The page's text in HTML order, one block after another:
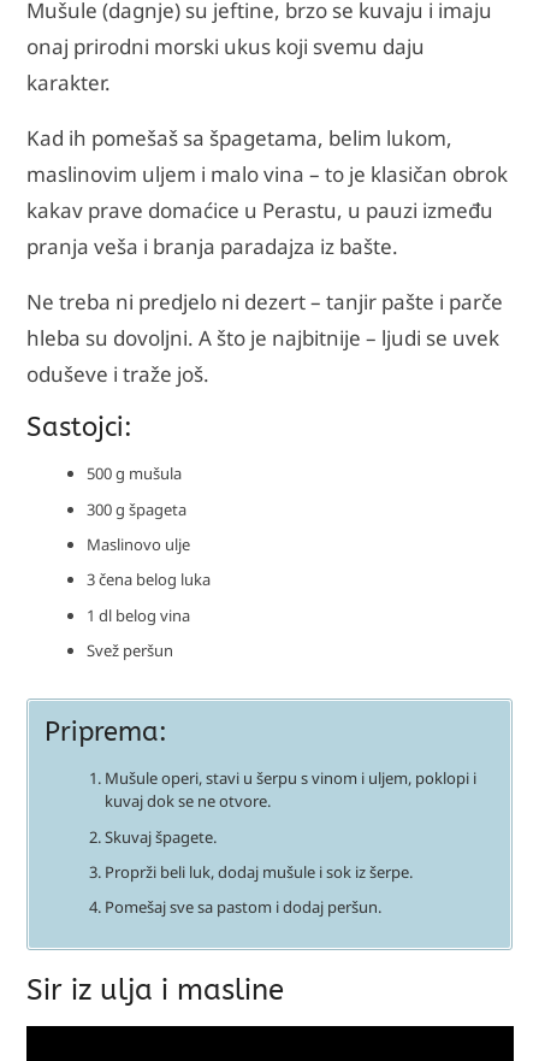
Mušule (dagnje) su jeftine, brzo se kuvaju i imaju
onaj prirodni morski ukus koji svemu daju
karakter.
Kad ih pomešaš sa špagetama, belim lukom,
maslinovim uljem i malo vina – to je klasičan obrok
kakav prave domaćice u Perastu, u pauzi između
pranja veša i branja paradajza iz bašte.
Ne treba ni predjelo ni dezert – tanjir pašte i parče
hleba su dovoljni. A što je najbitnije – ljudi se uvek
oduševe i traže još.
Sastojci:
500 g mušula
300 g špageta
Maslinovo ulje
3 čena belog luka
1 dl belog vina
Svež peršun
Priprema:
Mušule operi, stavi u šerpu s vinom i uljem, poklopi i
kuvaj dok se ne otvore.
Skuvaj špagete.
Proprži beli luk, dodaj mušule i sok iz šerpe.
Pomešaj sve sa pastom i dodaj peršun.
Sir iz ulja i masline